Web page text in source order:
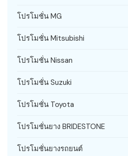
โปรโมชั่น MG
โปรโมชั่น Mitsubishi
โปรโมชั่น Nissan
โปรโมชั่น Suzuki
โปรโมชั่น Toyota
โปรโมชั่นยาง BRIDESTONE
โปรโมชั่นยางรถยนต์